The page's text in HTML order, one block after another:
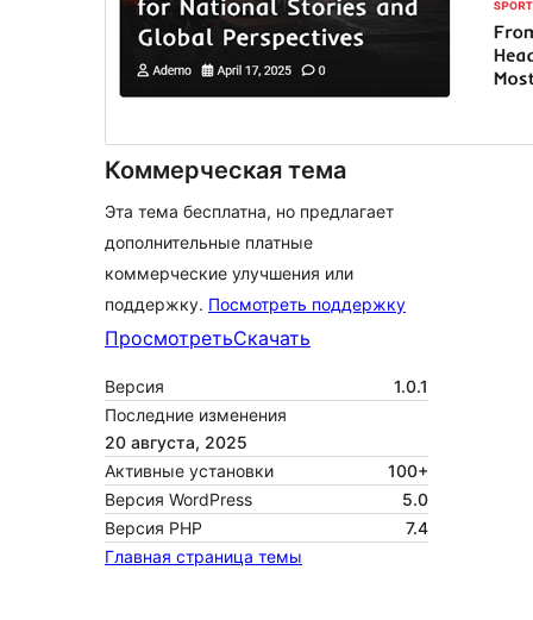
Коммерческая тема
Эта тема бесплатна, но предлагает
дополнительные платные
коммерческие улучшения или
поддержку. Посмотреть поддержку
ПросмотретьСкачать
Версия
1.0.1
Последние изменения
20 августа, 2025
Активные установки
100+
Версия WordPress
5.0
Версия PHP
7.4
Главная страница темы